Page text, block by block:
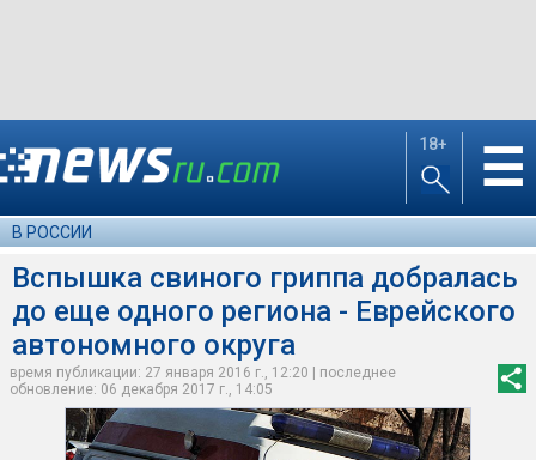
18+ ☰
В РОССИИ
Вспышка свиного гриппа добралась
до еще одного региона - Еврейского
автономного округа
время публикации: 27 января 2016 г., 12:20 | последнее
обновление: 06 декабря 2017 г., 14:05